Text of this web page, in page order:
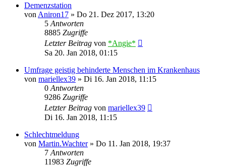
Demenzstation
von Aniron17 » Do 21. Dez 2017, 13:20
5 Antworten
8885 Zugriffe
Letzter Beitrag von *Angie*
Sa 20. Jan 2018, 01:15
Umfrage geistig behinderte Menschen im Krankenhaus
von mariellex39 » Di 16. Jan 2018, 11:15
0 Antworten
9286 Zugriffe
Letzter Beitrag von mariellex39
Di 16. Jan 2018, 11:15
Schlechtmeldung
von Martin.Wachter» Do 11. Jan 2018, 19:37
7 Antworten
11983 Zugriffe